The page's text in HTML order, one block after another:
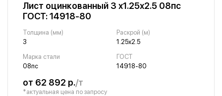
Лист оцинкованный 3 х1.25х2.5 08пс
ГОСТ: 14918-80
Толщина (мм)
3
Раскрой (м)
1.25х2.5
Марка стали
08пс
ГОСТ
14918-80
от 62 892 р./т
*актуальная цена по запросу